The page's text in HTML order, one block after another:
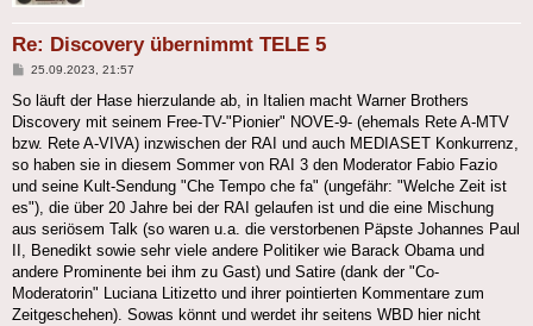
Re: Discovery übernimmt TELE 5
Beitrag
25.09.2023, 21:57
So läuft der Hase hierzulande ab, in Italien macht Warner Brothers
Discovery mit seinem Free-TV-"Pionier" NOVE-9- (ehemals Rete A-MTV
bzw. Rete A-VIVA) inzwischen der RAI und auch MEDIASET Konkurrenz,
so haben sie in diesem Sommer von RAI 3 den Moderator Fabio Fazio
und seine Kult-Sendung "Che Tempo che fa" (ungefähr: "Welche Zeit ist
es"), die über 20 Jahre bei der RAI gelaufen ist und die eine Mischung
aus seriösem Talk (so waren u.a. die verstorbenen Päpste Johannes Paul
II, Benedikt sowie sehr viele andere Politiker wie Barack Obama und
andere Prominente bei ihm zu Gast) und Satire (dank der "Co-
Moderatorin" Luciana Litizetto und ihrer pointierten Kommentare zum
Zeitgeschehen). Sowas könnt und werdet ihr seitens WBD hier nicht